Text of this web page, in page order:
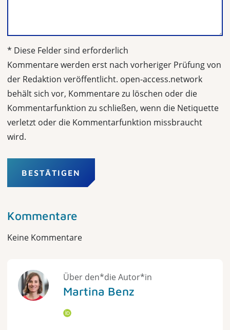
* Diese Felder sind erforderlich
Kommentare werden erst nach vorheriger Prüfung von
der Redaktion veröffentlicht. open-access.network
behält sich vor, Kommentare zu löschen oder die
Kommentarfunktion zu schließen, wenn die Netiquette
verletzt oder die Kommentarfunktion missbraucht
wird.
BESTÄTIGEN
Kommentare
Keine Kommentare
Über den*die Autor*in
Martina Benz